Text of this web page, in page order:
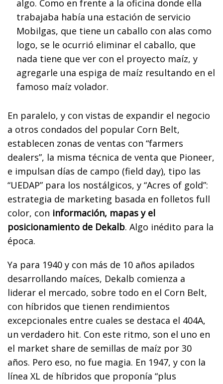
algo. Como en frente a la oficina donde ella
trabajaba había una estación de servicio
Mobilgas, que tiene un caballo con alas como
logo, se le ocurrió eliminar el caballo, que
nada tiene que ver con el proyecto maíz, y
agregarle una espiga de maíz resultando en el
famoso maíz volador.
En paralelo, y con vistas de expandir el negocio
a otros condados del popular Corn Belt,
establecen zonas de ventas con “farmers
dealers”, la misma técnica de venta que Pioneer,
e impulsan días de campo (field day), tipo las
“UEDAP” para los nostálgicos, y “Acres of gold”:
estrategia de marketing basada en folletos full
color, con información, mapas y el
posicionamiento de Dekalb. Algo inédito para la
época.
Ya para 1940 y con más de 10 años apilados
desarrollando maíces, Dekalb comienza a
liderar el mercado, sobre todo en el Corn Belt,
con híbridos que tienen rendimientos
excepcionales entre cuales se destaca el 404A,
un verdadero hit. Con este ritmo, son el uno en
el market share de semillas de maíz por 30
años. Pero eso, no fue magia. En 1947, y con la
línea XL de híbridos que proponía “plus